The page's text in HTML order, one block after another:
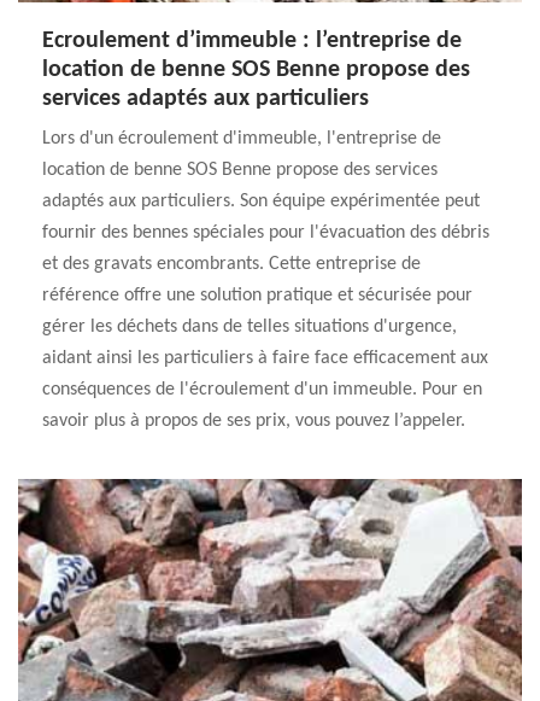
Ecroulement d’immeuble : l’entreprise de
location de benne SOS Benne propose des
services adaptés aux particuliers
Lors d'un écroulement d'immeuble, l'entreprise de
location de benne SOS Benne propose des services
adaptés aux particuliers. Son équipe expérimentée peut
fournir des bennes spéciales pour l'évacuation des débris
et des gravats encombrants. Cette entreprise de
référence offre une solution pratique et sécurisée pour
gérer les déchets dans de telles situations d'urgence,
aidant ainsi les particuliers à faire face efficacement aux
conséquences de l'écroulement d'un immeuble. Pour en
savoir plus à propos de ses prix, vous pouvez l’appeler.